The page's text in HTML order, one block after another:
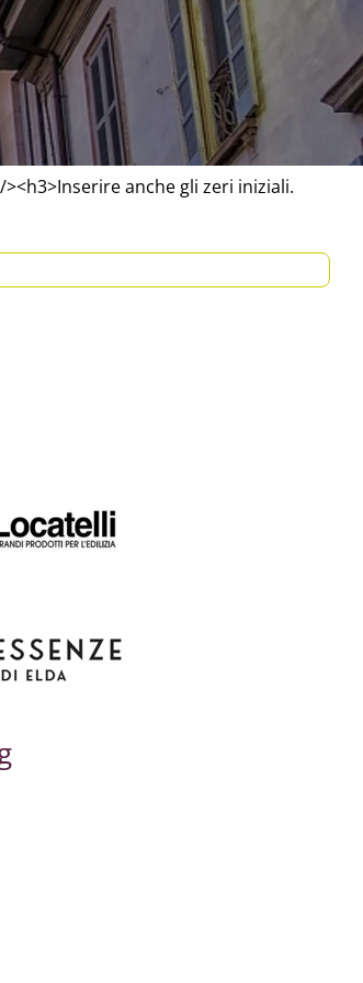
anche gli zeri iniziali.